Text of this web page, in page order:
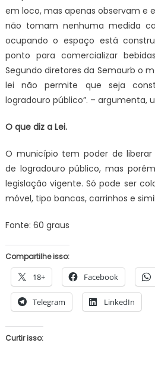
em loco, mas apenas observam e
não tomam nenhuma medida
ocupando o espaço está
ponto para comercializar
Segundo diretores da Semaurb o
lei não permite que seja
logradouro público”. – argumenta,
O que diz a Lei.
O município tem poder de
de logradouro público, mas
legislação vigente. Só pode ser
móvel, tipo bancas, carrinhos e
Fonte: 60 graus
Compartilhe isso:
18+ Facebook
Telegram LinkedIn
Curtir isso: